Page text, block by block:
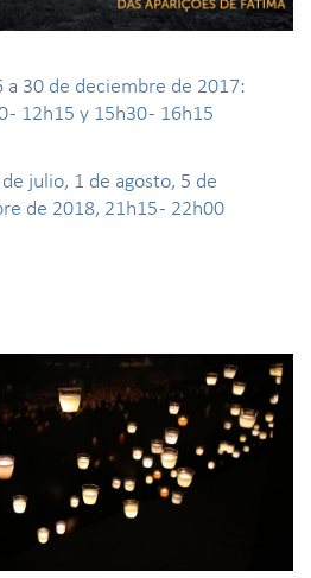
30 de deciembre de 2017:
- 12h15 y 15h30 - 16h15
julio, 1 de agosto, 5 de
de 2018, 21h15 - 22h00